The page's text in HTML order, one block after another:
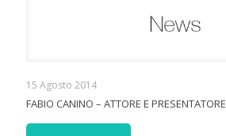
15 Agosto 2014
FABIO CANINO – ATTORE E PRESENTATORE